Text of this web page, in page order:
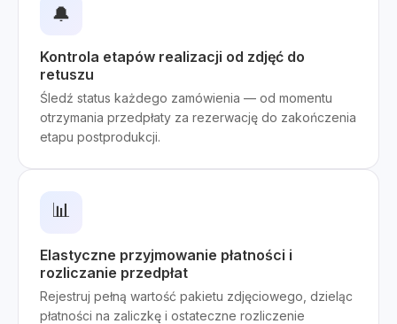
🔔
Kontrola etapów realizacji od zdjęć do
retuszu
Śledź status każdego zamówienia — od momentu
otrzymania przedpłaty za rezerwację do zakończenia
etapu postprodukcji.
📊
Elastyczne przyjmowanie płatności i
rozliczanie przedpłat
Rejestruj pełną wartość pakietu zdjęciowego, dzieląc
płatności na zaliczkę i ostateczne rozliczenie